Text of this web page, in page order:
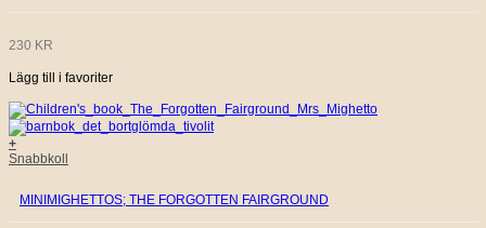
230 KR
Lägg till i favoriter
+
Snabbkoll
MINIMIGHETTOS; THE FORGOTTEN FAIRGROUND